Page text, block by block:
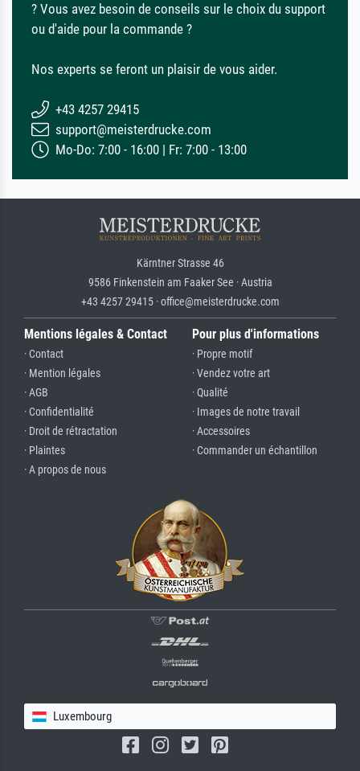
? Vous avez besoin de conseils sur le choix du support
ou d'aide pour la commande ?
Nos experts se feront un plaisir de vous aider.
+43 4257 29415
support@meisterdrucke.com
Mo-Do: 7:00 - 16:00 | Fr: 7:00 - 13:00
Kärntner Strasse 46
9586 Finkenstein am Faaker See · Austria
+43 4257 29415 · office@meisterdrucke.com
Mentions légales & Contact
· Contact
· Mention légales
· AGB
· Confidentialité
· Droit de rétractation
· Plaintes
· A propos de nous
Pour plus d'informations
· Propre motif
· Vendez votre art
· Qualité
· Images de notre travail
· Accessoires
· Commander un échantillon
Luxembourg